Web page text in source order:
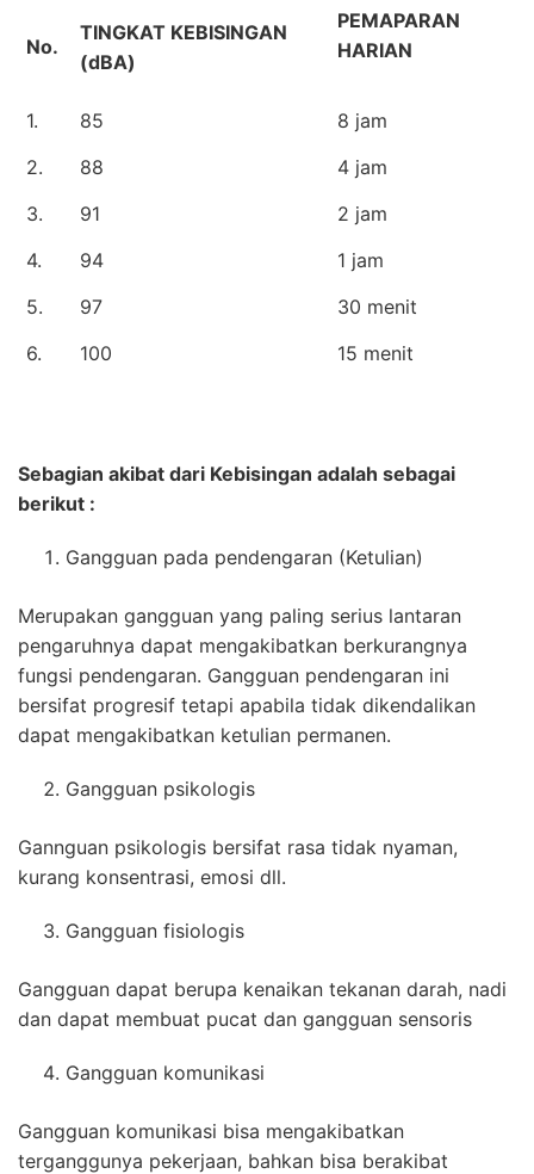
No.
TINGKAT KEBISINGAN
(dBA)
PEMAPARAN
HARIAN
1. 85
8 jam
2.
88
4 jam
3.
91
2 jam
4.
94
1 jam
5.
97
30 menit
6.
100 15 menit
Sebagian akibat dari Kebisingan adalah sebagai
berikut :
Gangguan pada pendengaran (Ketulian)
Merupakan gangguan yang paling serius lantaran
pengaruhnya dapat mengakibatkan berkurangnya
fungsi pendengaran. Gangguan pendengaran ini
bersifat progresif tetapi apabila tidak dikendalikan
dapat mengakibatkan ketulian permanen.
Gangguan psikologis
Gannguan psikologis bersifat rasa tidak nyaman,
kurang konsentrasi, emosi dll.
Gangguan fisiologis
Gangguan dapat berupa kenaikan tekanan darah, nadi
dan dapat membuat pucat dan gangguan sensoris
Gangguan komunikasi
Gangguan komunikasi bisa mengakibatkan
terganggunya pekerjaan, bahkan bisa berakibat